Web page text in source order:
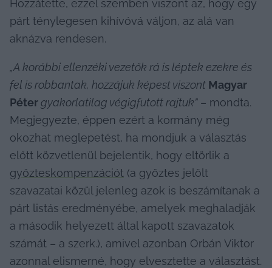
Hozzátette, ezzel szemben viszont az, hogy egy
párt ténylegesen kihívóvá váljon, az alá van
aknázva rendesen.
„A korábbi ellenzéki vezetők rá is léptek ezekre és
fel is robbantak, hozzájuk képest viszont Magyar
Péter gyakorlatilag végigfutott rajtuk” – mondta.
Megjegyezte, éppen ezért a kormány még
okozhat meglepetést, ha mondjuk a választás
győzteskompenzációt (a győztes jelölt
szavazatai közül jelenleg azok is beszámítanak a
párt listás eredményébe, amelyek meghaladják
a második helyezett által kapott szavazatok
számát – a szerk.), amivel azonban Orbán Viktor
azonnal elismerné, hogy elvesztette a választást.